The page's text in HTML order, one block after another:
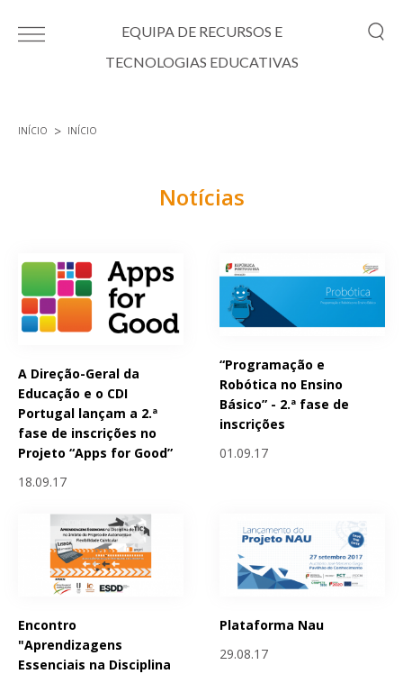
EQUIPA DE RECURSOS E
TECNOLOGIAS EDUCATIVAS
INÍCIO INÍCIO
Notícias
A Direção-Geral da
Educação e o CDI
Portugal lançam a 2.ª
fase de inscrições no
Projeto “Apps for Good”
18.09.17
“Programação e
Robótica no Ensino
Básico” - 2.ª fase de
inscrições
01.09.17
Encontro
"Aprendizagens
Essenciais na Disciplina
Plataforma Nau
29.08.17
Páginas